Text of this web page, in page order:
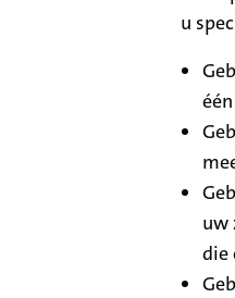
u
uw
die